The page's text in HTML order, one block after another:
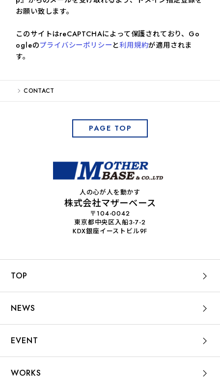
お願い致します。
このサイトはreCAPTCHAによって保護されており、Go
ogleのプライバシーポリシー と利用規約が適用されま
す。
CONTACT
PAGE TOP
人の心が人を動かす
株式会社マザーベース
〒104-0042
東京都中央区入船3-7-2
KDX銀座イーストビル9F
TOP
NEWS
EVENT
WORKS